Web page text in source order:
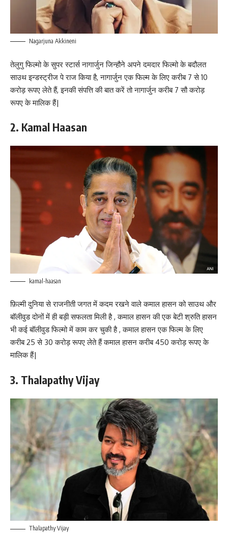
Nagarjuna Akkineni
तेलुगु फिल्मो के सुपर स्टार्स नागार्जुन जिन्हौने अपने दमदार फिल्मो के बदौलत
साउथ इन्डस्ट्रीज पे राज किया है, नागार्जुन एक फिल्म के लिए करीब 7 से 10
करोड़ रूपए लेते हैं, इनकी संपत्ति की बात करें तो नागार्जुन करीब 7 सौ करोड़
रूपए के मालिक हैं|
2. Kamal Haasan
kamal-haasan
फ़िल्मी दुनिया से राजनीती जगत में कदम रखने वाले कमाल हासन को साउथ और
बॉलीवुड दोनों में ही बड़ी सफलता मिली है , कमाल हासन की एक बेटी श्रुति हासन
भी कई बॉलीवुड फिल्मो में काम कर चुकी है , कमाल हासन एक फिल्म के लिए
करीब 25 से 30 करोड़ रूपए लेते हैं कमाल हासन करीब 450 करोड़ रूपए के
मालिक हैं|
3. Thalapathy Vijay
Thalapathy Vijay